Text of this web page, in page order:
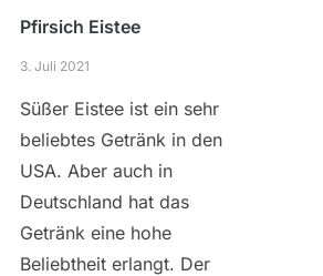
Pfirsich Eistee
3. Juli 2021
Süßer Eistee ist ein sehr
beliebtes Getränk in den
USA. Aber auch in
Deutschland hat das
Getränk eine hohe
Beliebtheit erlangt. Der